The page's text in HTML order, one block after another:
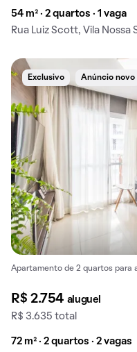
54 m² · 2 quartos · 1 vaga
Rua Luiz Scott, Vila Nossa
Exclusivo Anúncio novo
Apartamento de 2 quartos para
R$ 2.754 aluguel
R$ 3.635 total
72 m² · 2 quartos · 2 vagas